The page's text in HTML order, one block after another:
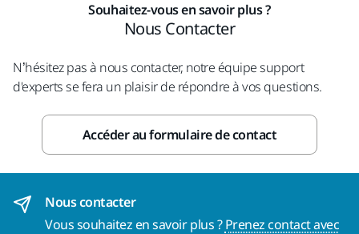
Souhaitez-vous en savoir plus ?
Nous Contacter
N’hésitez pas à nous contacter, notre équipe support
d'experts se fera un plaisir de répondre à vos questions.
Accéder au formulaire de contact
Nous contacter
Vous souhaitez en savoir plus ?Prenez contact avec